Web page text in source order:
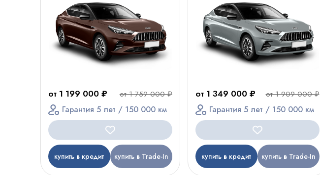
от 1 199 000 ₽ от 1 759 000 ₽
Гарантия 5 лет / 150 000 км
купить в кредит купить в Trade-In
от 1 349 000 ₽ от 1 909 000 ₽
Гарантия 5 лет / 150 000 км
купить в кредит купить в Trade-In